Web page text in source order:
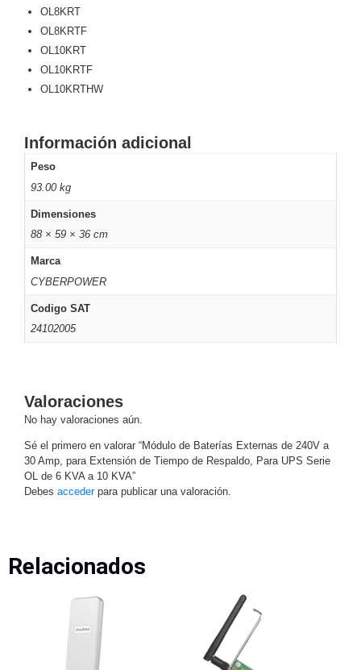
/ AHD /
HD-TVI
-
PinholePTZVideograbadoras
- TurboHD
TVI / AHD
/ CVI
Drones,
Robots e
Industrial
Cámaras
Industriales
Energía
ParedBaterías
de
Alimentación
con
Energía PoE
UPS
- No Break
Kits-
Sistemas
OL8KRT
OL8KRTF
OL10KRT
OL10KRTF
OL10KRTHW
Información adicional
Peso
93.00 kg
Dimensiones
88 × 59 × 36 cm
Marca
CYBERPOWER
Codigo SAT
24102005
Valoraciones
No hay valoraciones aún.
Sé el primero en valorar “Módulo de Baterías Externas de 240V a
30 Amp, para Extensión de Tiempo de Respaldo, Para UPS Serie
OL de 6 KVA a 10 KVA”
Debes accederpara publicar una valoración.
Relacionados